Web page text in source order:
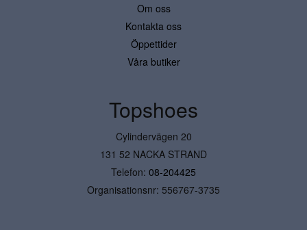
Om oss
Kontakta oss
Öppettider
Våra butiker
Topshoes
Cylindervägen 20
131 52 NACKA STRAND
Telefon: 08-204425
Organisationsnr: 556767-3735